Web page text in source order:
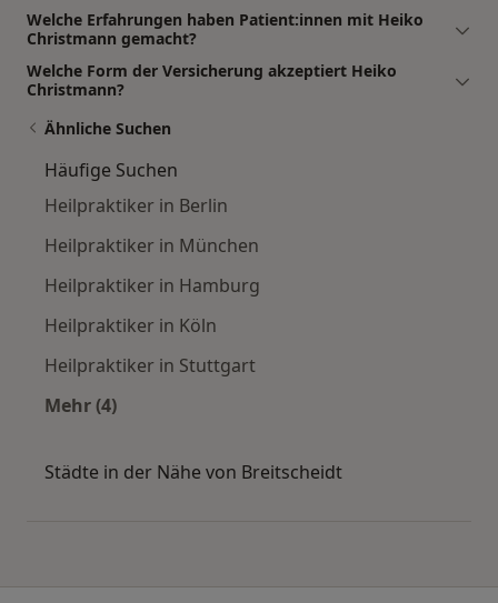
Welche Erfahrungen haben Patient:innen mit Heiko
Christmann gemacht?
Welche Form der Versicherung akzeptiert Heiko
Christmann?
Ähnliche Suchen
Häufige Suchen
Heilpraktiker in Berlin
Heilpraktiker in München
Heilpraktiker in Hamburg
Heilpraktiker in Köln
Heilpraktiker in Stuttgart
Mehr (4)
Städte in der Nähe von Breitscheidt